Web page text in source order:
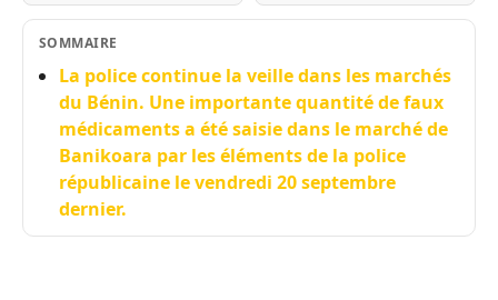
SOMMAIRE
La police continue la veille dans les marchés
du Bénin. Une importante quantité de faux
médicaments a été saisie dans le marché de
Banikoara par les éléments de la police
républicaine le vendredi 20 septembre
dernier.